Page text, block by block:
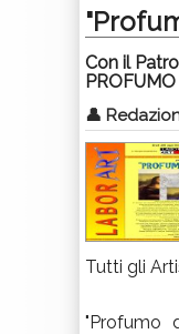
Con il
👤
Tutti gli
"Profumo